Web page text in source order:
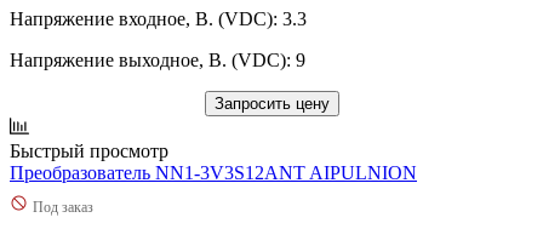
Напряжение входное, В. (VDC): 3.3
Напряжение выходное, В. (VDC): 9
Запросить цену
Быстрый просмотр
Преобразователь NN1-3V3S12ANT AIPULNION
Под заказ